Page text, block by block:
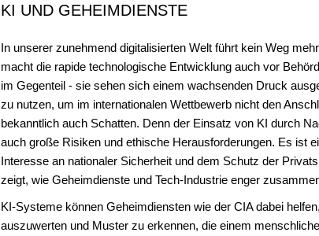
KI UND GEHEIMDIENSTE
In unserer zunehmend digitalisierten Welt führt kein Weg
macht die rapide technologische Entwicklung auch vor
im Gegenteil - sie sehen sich einem wachsenden Druck
zu nutzen, um im internationalen Wettbewerb nicht den
bekanntlich auch Schatten. Denn der Einsatz von KI durch
auch große Risiken und ethische Herausforderungen. Es ist
Interesse an nationaler Sicherheit und dem Schutz der
zeigt, wie Geheimdienste und Tech-Industrie enger
KI-Systeme können Geheimdiensten wie der CIA dabei
auszuwerten und Muster zu erkennen, die einem